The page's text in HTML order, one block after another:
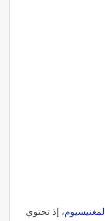
المغنيسيوم، إذ تحتوي